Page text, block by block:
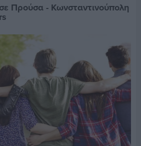
Προύσα - Κωνσταντινούπολη